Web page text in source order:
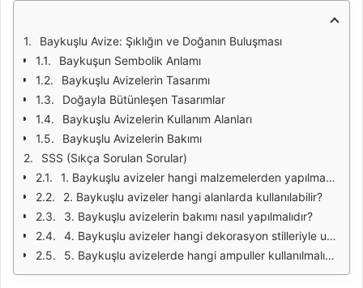
Baykuşlu Avize: Şıklığın ve Doğanın Buluşması
Baykuşun Sembolik Anlamı
Baykuşlu Avizelerin Tasarımı
Doğayla Bütünleşen Tasarımlar
Baykuşlu Avizelerin Kullanım Alanları
Baykuşlu Avizelerin Bakımı
SSS (Sıkça Sorulan Sorular)
1. Baykuşlu avizeler hangi malzemelerden yapılmaktadır?
2. Baykuşlu avizeler hangi alanlarda kullanılabilir?
3. Baykuşlu avizelerin bakımı nasıl yapılmalıdır?
4. Baykuşlu avizeler hangi dekorasyon stilleriyle uyum sağlar?
5. Baykuşlu avizelerde hangi ampuller kullanılmalıdır?